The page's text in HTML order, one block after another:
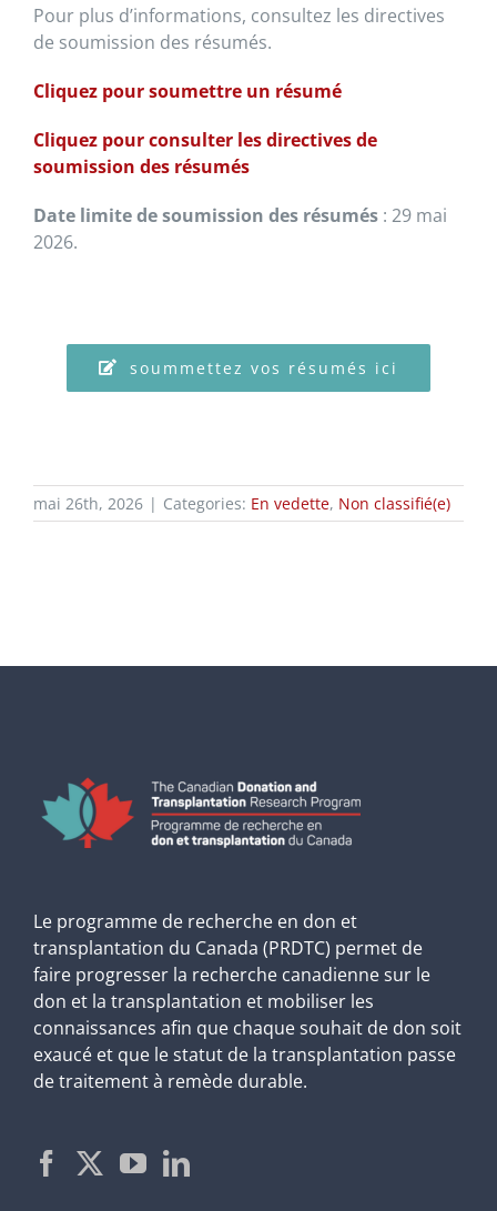
Pour plus d’informations, consultez les directives
de soumission des résumés.
Cliquez pour soumettre un résumé
Cliquez pour consulter les directives de
soumission des résumés
Date limite de soumission des résumés: 29 mai
2026.
soummettez vos résumés ici
mai 26th, 2026 | Categories: En vedette, Non classifié(e)
Le programme de recherche en don et
transplantation du Canada (PRDTC) permet de
faire progresser la recherche canadienne sur le
don et la transplantation et mobiliser les
connaissances afin que chaque souhait de don soit
exaucé et que le statut de la transplantation passe
de traitement à remède durable.